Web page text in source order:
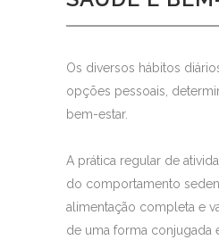
Os diversos hábitos
opções pessoais,
bem-estar.
A prática regular de
do comportamento
alimentação completa e
de uma forma conjugada